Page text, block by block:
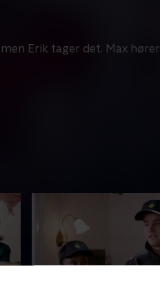
Erik tager det. Max hører